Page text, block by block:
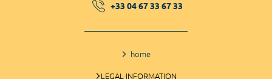
+33 04 67 33 67 33
home
LEGAL INFORMATION